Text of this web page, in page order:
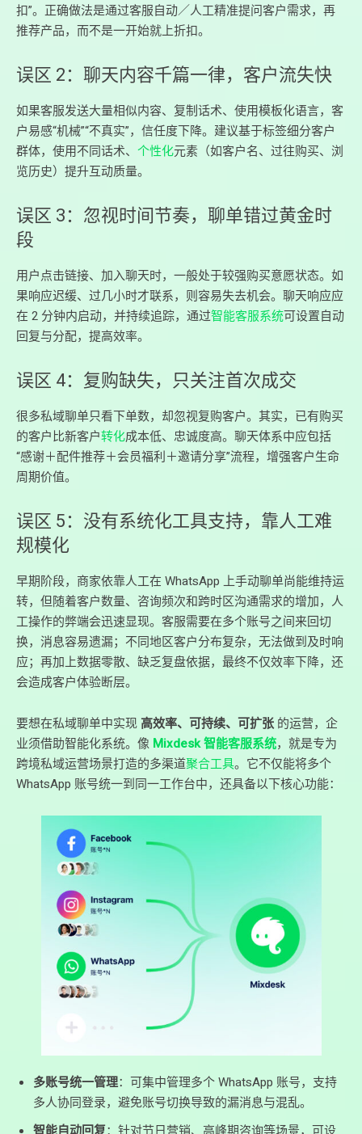
扣”。正确做法是通过客服自动／人工精准提问客户需求，再
推荐产品，而不是一开始就上折扣。
误区 2：聊天内容千篇一律，客户流失快
如果客服发送大量相似内容、复制话术、使用模板化语言，客
户易感“机械”“不真实”，信任度下降。建议基于标签细分客户
群体，使用不同话术、 个性化元素（如客户名、过往购买、浏
览历史）提升互动质量。
误区 3：忽视时间节奏，聊单错过黄金时
段
用户点击链接、加入聊天时，一般处于较强购买意愿状态。如
果响应迟缓、过几小时才联系，则容易失去机会。聊天响应应
在 2 分钟内启动，并持续追踪，通过智能客服系统可设置自动
回复与分配，提高效率。
误区 4：复购缺失，只关注首次成交
很多私域聊单只看下单数，却忽视复购客户。其实，已有购买
的客户比新客户转化成本低、忠诚度高。聊天体系中应包括
“感谢＋配件推荐＋会员福利＋邀请分享”流程，增强客户生命
周期价值。
误区 5：没有系统化工具支持，靠人工难
规模化
早期阶段，商家依靠人工在 WhatsApp 上手动聊单尚能维持运
转，但随着客户数量、咨询频次和跨时区沟通需求的增加，人
工操作的弊端会迅速显现。客服需要在多个账号之间来回切
换，消息容易遗漏；不同地区客户分布复杂，无法做到及时响
应；再加上数据零散、缺乏复盘依据，最终不仅效率下降，还
会造成客户体验断层。
要想在私域聊单中实现 高效率、可持续、可扩张的运营，企
业须借助智能化系统。像 Mixdesk 智能客服系统，就是专为
跨境私域运营场景打造的多渠道聚合工具。它不仅能将多个
WhatsApp 账号统一到同一工作台中，还具备以下核心功能：
多账号统一管理：可集中管理多个 WhatsApp 账号，支持
多人协同登录，避免账号切换导致的漏消息与混乱。